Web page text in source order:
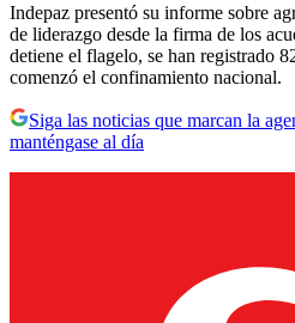
Indepaz presentó su informe sobre
de liderazgo desde la firma de los
detiene el flagelo, se han registrado
comenzó el confinamiento nacional.
Siga las noticias que marcan la
manténgase al día